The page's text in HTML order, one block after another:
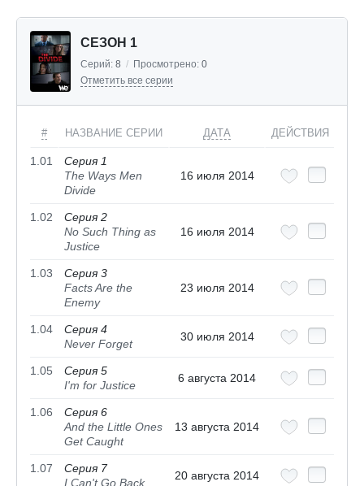
СЕЗОН 1
Серий: 8 / Просмотрено: 0
Отметить все серии
# НАЗВАНИЕ СЕРИИ ДАТА ДЕЙСТВИЯ
1.01
Серия 1
The Ways Men
Divide
16 июля 2014
1.02
Серия 2
No Such Thing as
Justice
16 июля 2014
1.03
Серия 3
Facts Are the
Enemy
23 июля 2014
1.04
Серия 4
Never Forget
30 июля 2014
1.05
Серия 5
I'm for Justice
6 августа 2014
1.06
Серия 6
And the Little Ones
Get Caught
13 августа 2014
1.07
Серия 7
I Can't Go Back
20 августа 2014